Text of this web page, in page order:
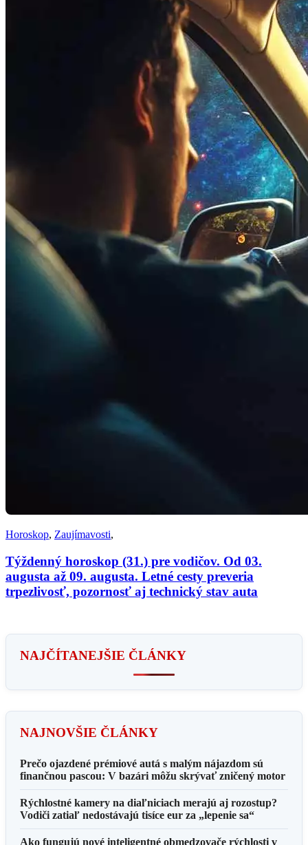
Horoskop, Zaujímavosti,
Týždenný horoskop (31.) pre vodičov. Od 03.
augusta až 09. augusta. Letné cesty preveria
trpezlivosť, pozornosť aj technický stav auta
NAJČÍTANEJŠIE ČLÁNKY
NAJNOVŠIE ČLÁNKY
Prečo ojazdené prémiové autá s malým nájazdom sú
finančnou pascou: V bazári môžu skrývať zničený motor
Rýchlostné kamery na diaľniciach merajú aj rozostup?
Vodiči zatiaľ nedostávajú tisíce eur za „lepenie sa“
Ako fungujú nové inteligentné obmedzovače rýchlosti v